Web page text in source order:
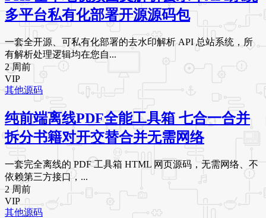
多平台私有化部署开源源码包
一套全开源、可私有化部署的去水印解析 API 总站系统，所
有解析处理逻辑均在您自...
2 周前
VIP
其他源码
纯前端离线PDF全能工具箱 七合一合并
拆分书籍对开交替合并无需网络
一套完全离线的 PDF 工具箱 HTML 网页源码，无需网络、不
依赖第三方接口，...
2 周前
VIP
其他源码